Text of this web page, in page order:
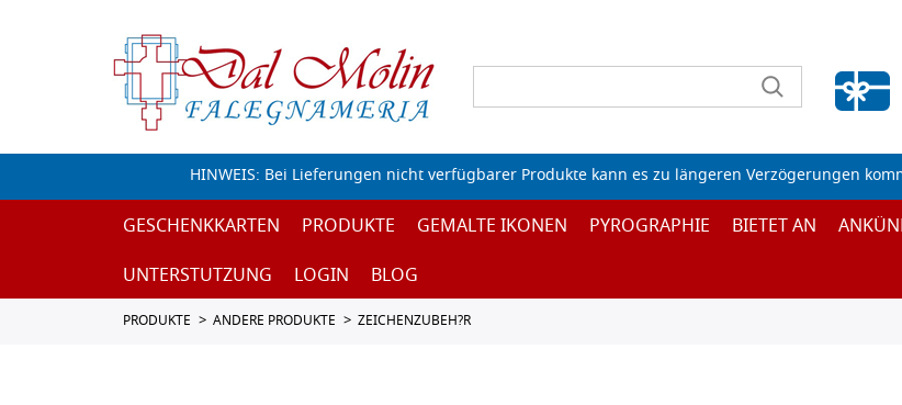
Wunschliste
HINWEIS: Bei Lieferungen nicht verfügbarer Produkte kann es zu längeren Verzögerungen
GESCHENKKARTEN PRODUKTE GEMALTE IKONEN PYROGRAPHIE BIETET AN
UNTERSTUTZUNG
LOGIN BLOG
PRODUKTE ANDERE PRODUKTE ZEICHENZUBEH?R